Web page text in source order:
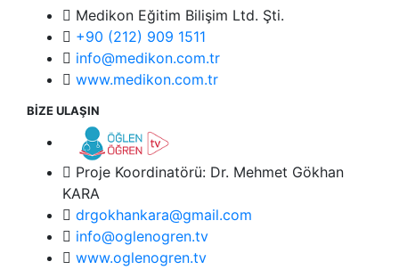
Medikon Eğitim Bilişim Ltd. Şti.
+90 (212) 909 1511
info@medikon.com.tr
www.medikon.com.tr
BİZE ULAŞIN
Proje Koordinatörü: Dr. Mehmet Gökhan
KARA
drgokhankara@gmail.com
info@oglenogren.tv
www.oglenogren.tv